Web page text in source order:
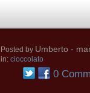
Posted by Umberto -
in: cioccolato
0